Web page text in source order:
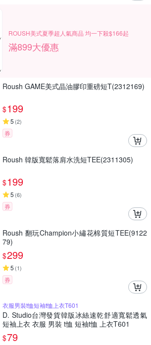
ROUSH美式夏季超人氣商品 均一下殺$166起
滿899大優惠
Roush GAME美式晶油膠印重磅短T(2312169)
$199
5 (2)
券
Roush 韓版寬鬆落肩水洗短TEE(2311305)
$199
5 (6)
券
Roush 翻玩Champion小繡花棉質短TEE(9122
79)
$299
5 (1)
券
衣服男裝t恤短袖t恤上衣T601
D. Studio台灣發貨韓版冰絲速乾舒適寬鬆透氣
短袖上衣 衣服 男裝 t恤 短袖t恤 上衣T601
$79